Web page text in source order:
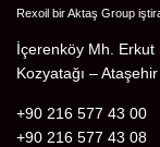
Rexoil bir Aktaş Group
İçerenköy Mh. Erkut
Kozyatağı – Ataşehir
+90 216 577 43 00
+90 216 577 43 08